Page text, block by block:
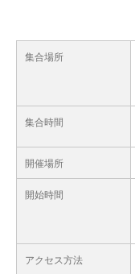
集合場所
集合時間
開催場所
開始時間
アクセス方法